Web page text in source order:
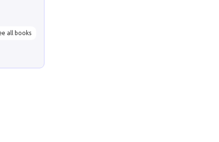
all books